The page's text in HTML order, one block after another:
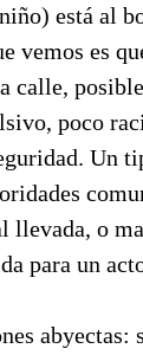
está al
vemos es
calle,
poco
Un
llevada, o
para un
abyectas: